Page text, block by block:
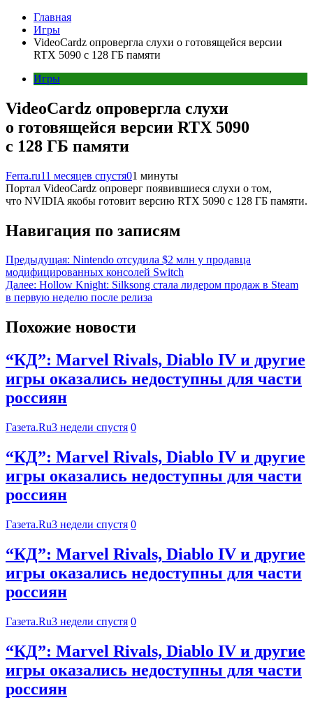
Главная
Игры
VideoCardz опровергла слухи о готовящейся версии
RTX 5090 с 128 ГБ памяти
Игры
VideoCardz опровергла слухи
о готовящейся версии RTX 5090
с 128 ГБ памяти
Ferra.ru11 месяцев спустя01 минуты
Портал VideoCardz опроверг появившиеся слухи о том,
что NVIDIA якобы готовит версию RTX 5090 с 128 ГБ памяти.
Навигация по записям
Предыдущая: Nintendo отсудила $2 млн у продавца
модифицированных консолей Switch
Далее: Hollow Knight: Silksong стала лидером продаж в Steam
в первую неделю после релиза
Похожие новости
“КД”: Marvel Rivals, Diablo IV и другие
игры оказались недоступны для части
россиян
Газета.Ru3 недели спустя 0
“КД”: Marvel Rivals, Diablo IV и другие
игры оказались недоступны для части
россиян
Газета.Ru3 недели спустя 0
“КД”: Marvel Rivals, Diablo IV и другие
игры оказались недоступны для части
россиян
Газета.Ru3 недели спустя 0
“КД”: Marvel Rivals, Diablo IV и другие
игры оказались недоступны для части
россиян